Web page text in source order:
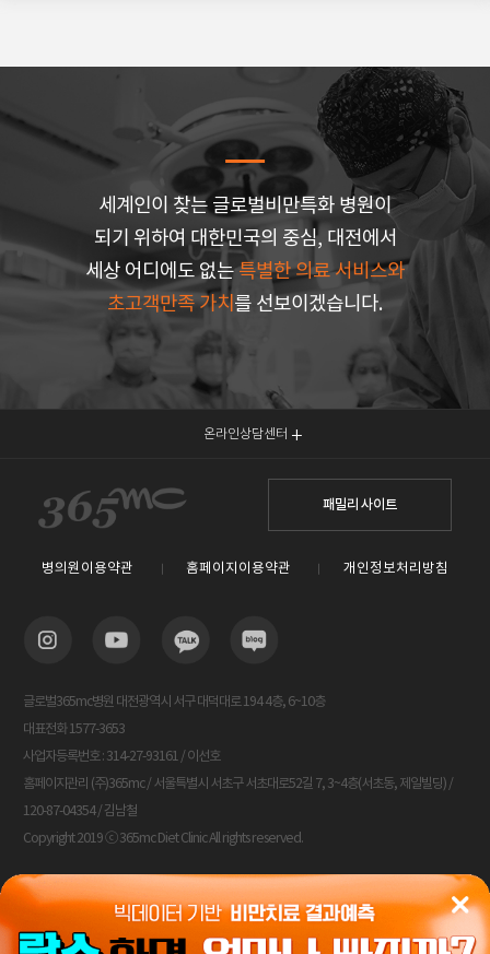
세계인이 찾는 글로벌비만특화 병원이
되기 위하여 대한민국의 중심, 대전에서
세상 어디에도 없는특별한 의료 서비스와
초고객만족 가치를 선보이겠습니다.
온라인상담센터
패밀리 사이트
병의원이용약관 홈페이지이용약관 개인정보처리방침
글로벌365mc병원 대전광역시 서구 대덕대로 194 4층, 6~10층
대표전화 1577-3653
사업자등록번호 : 314-27-93161 / 이선호
홈페이지관리 (주)365mc / 서울특별시 서초구 서초대로52길 7, 3~4층(서초동, 제일빌딩) /
120-87-04354 / 김남철
Copyright 2019 ⓒ 365mc Diet Clinic All rights reserved.